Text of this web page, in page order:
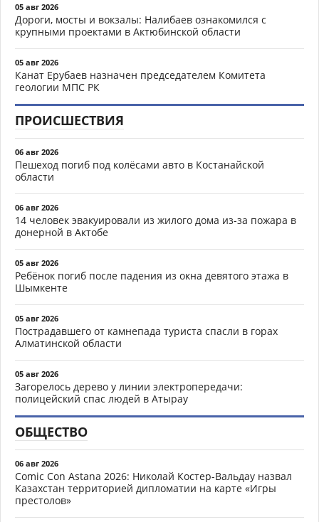
05 авг 2026
Дороги, мосты и вокзалы: Налибаев ознакомился с
крупными проектами в Актюбинской области
05 авг 2026
Канат Ерубаев назначен председателем Комитета
геологии МПС РК
ПРОИСШЕСТВИЯ
06 авг 2026
Пешеход погиб под колёсами авто в Костанайской
области
06 авг 2026
14 человек эвакуировали из жилого дома из-за пожара в
донерной в Актобе
05 авг 2026
Ребёнок погиб после падения из окна девятого этажа в
Шымкенте
05 авг 2026
Пострадавшего от камнепада туриста спасли в горах
Алматинской области
05 авг 2026
Загорелось дерево у линии электропередачи:
полицейский спас людей в Атырау
ОБЩЕСТВО
06 авг 2026
Comic Con Astana 2026: Николай Костер-Вальдау назвал
Казахстан территорией дипломатии на карте «Игры
престолов»